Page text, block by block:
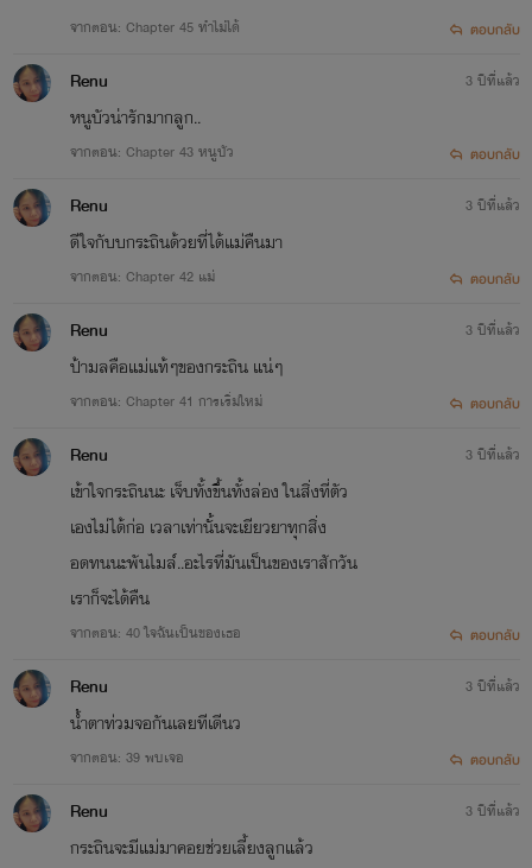
จากตอน: Chapter 45 ทำไม่ได้ ตอบกลับ
Renu
หนูบัวน่ารักมากลูก..
จากตอน: Chapter 43 หนูบัว
3 ปีที่แล้ว
ตอบกลับ
Renu
ดีใจกับบกระถินด้วยที่ได้แม่คืนมา
จากตอน: Chapter 42 แม่
3 ปีที่แล้ว
ตอบกลับ
Renu
ป้ามลคือแม่แท้ๆของกระถิน แน่ๆ
จากตอน: Chapter 41 การเริ่มใหม่
3 ปีที่แล้ว
ตอบกลับ
Renu
เข้าใจกระถินนะ เจ็บทั้งขึ้นทั้งล่อง ในสิ่งที่ตัว
เองไม่ได้ก่อ เวลาเท่านั้นจะเยียวยาทุกสิ่ง
อดทนนะพันไมล์..อะไรที่มันเป็นของเราสักวัน
เราก็จะได้คืน
จากตอน: 40 ใจฉันเป็นของเธอ
3 ปีที่แล้ว
ตอบกลับ
Renu
น้ำตาท่วมจอกันเลยทีเดีนว
จากตอน: 39 พบเจอ
3 ปีที่แล้ว
ตอบกลับ
Renu
กระถินจะมีแม่มาคอยช่วยเลี้ยงลูกแล้ว
3 ปีที่แล้ว